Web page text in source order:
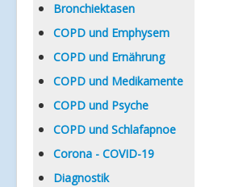
Bronchiektasen
COPD und Emphysem
COPD und Ernährung
COPD und Medikamente
COPD und Psyche
COPD und Schlafapnoe
Corona - COVID-19
Diagnostik